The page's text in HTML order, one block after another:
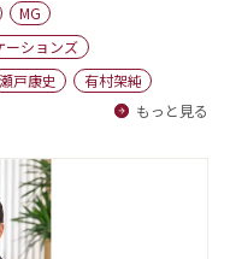
MG
ーションズ
瀬戸康史
有村架純
もっと見る